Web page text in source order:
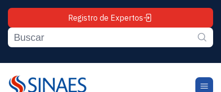
Registro de Expertos